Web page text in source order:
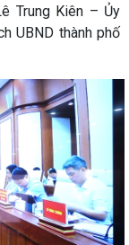
Trung Kiên – Ủy
UBND thành phố